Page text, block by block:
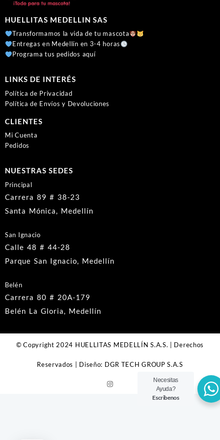
HUELLITAS MEDELLIN SAS
Transformamos la vida de tu mascota
Entregas en Medellín en 3-4 horas
Programa tus pedidos aquí
LINKS DE INTERÉS
Política de Privacidad
Política de Envíos y Devoluciones
CLIENTES
Mi Cuenta
Pedidos
NUESTRAS SEDES
Principal
Carrera 89 # 38-23
Santa Mónica, Medellín
San Ignacio
Calle 48 # 44-28
Parque San Ignacio, Medellín
Belén
Carrera 80 # 20A-179
Belén La Gloria, Medellín
© Copyright 2024 HUELLITAS MEDELLÍN S.A.S. | Derechos
Reservados | Diseño: DGR TECH GROUP S.A.S
Necesitas
Ayuda?
Escribenos